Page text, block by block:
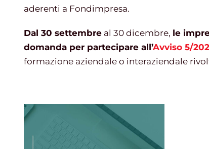
aderenti a Fondimpresa.
Dal 30 settembre al 30 dicembre, le
domanda per partecipare all’Avviso 5/
formazione aziendale o interaziendale